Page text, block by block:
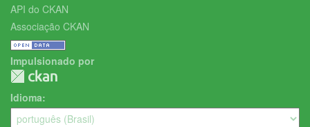
API do CKAN
Associação CKAN
Impulsionado por
Idioma